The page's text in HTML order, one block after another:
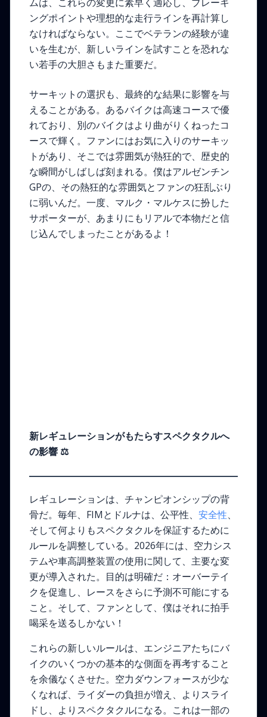
ングポイントや理想的な走行ラインを再計算し
なければならない。ここでベテランの経験が違
いを生むが、新しいラインを試すことを恐れな
い若手の大胆さもまた重要だ。
サーキットの選択も、最終的な結果に影響を与
えることがある。あるバイクは高速コースで優
れており、別のバイクはより曲がりくねったコ
ースで輝く。ファンにはお気に入りのサーキッ
トがあり、そこでは雰囲気が熱狂的で、歴史的
な瞬間がしばしば刻まれる。僕はアルゼンチン
GPの、その熱狂的な雰囲気とファンの狂乱ぶり
に弱いんだ。一度、マルク・マルケスに扮した
サポーターが、あまりにもリアルで本物だと信
じ込んでしまったことがあるよ！
新レギュレーションがもたらすスペクタクルへ
の影響 ⚖️
レギュレーションは、チャンピオンシップの背
骨だ。毎年、FIMとドルナは、公平性、 安全性、
そして何よりもスペクタクルを保証するために
ルールを調整している。2026年には、空力シス
テムや車高調整装置の使用に関して、主要な変
更が導入された。目的は明確だ：オーバーテイ
クを促進し、レースをさらに予測不可能にする
こと。そして、ファンとして、僕はそれに拍手
喝采を送るしかない！
これらの新しいルールは、エンジニアたちにバ
イクのいくつかの基本的な側面を再考すること
を余儀なくさせた。空力ダウンフォースが少な
くなれば、ライダーの負担が増え、よりスライ
ドし、よりスペクタクルになる。これは一部の